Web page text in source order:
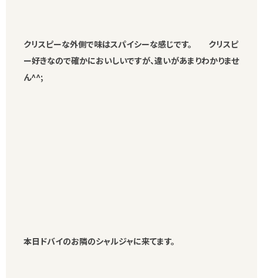
クリスピーな外側で味はスパイシーな感じです。 クリスピ
ー好きなので確かにおいしいですが、違いがあまりわかりませ
ん^^;
本日ドバイのお隣のシャルジャに来てます。